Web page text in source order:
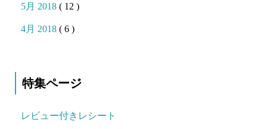
5月 2018( 12 )
4月 2018( 6 )
特集ページ
レビュー付きレシート